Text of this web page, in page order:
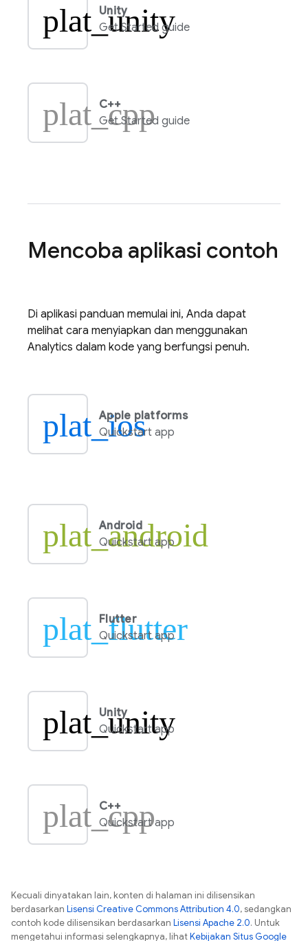
plat_unity
Unity
Get Started guide
plat_cpp
C++
Get Started guide
Mencoba aplikasi contoh
Di aplikasi panduan memulai ini, Anda dapat
melihat cara menyiapkan dan menggunakan
Analytics dalam kode yang berfungsi penuh.
plat_ios
Apple platforms
Quickstart app
plat_android
Android
Quickstart app
plat_flutter
Flutter
Quickstart app
plat_unity
Unity
Quickstart app
plat_cpp
C++
Quickstart app
Kecuali dinyatakan lain, konten di halaman ini dilisensikan
berdasarkan Lisensi Creative Commons Attribution 4.0, sedangkan
contoh kode dilisensikan berdasarkan Lisensi Apache 2.0. Untuk
mengetahui informasi selengkapnya, lihatKebijakan Situs Google